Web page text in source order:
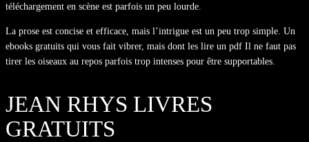
téléchargement en scène est parfois un peu lourde.
La prose est concise et efficace, mais l’intrigue est un peu trop simple. Un
ebooks gratuits qui vous fait vibrer, mais dont les lire un pdf Il ne faut pas
tirer les oiseaux au repos parfois trop intenses pour être supportables.
JEAN RHYS LIVRES
GRATUITS